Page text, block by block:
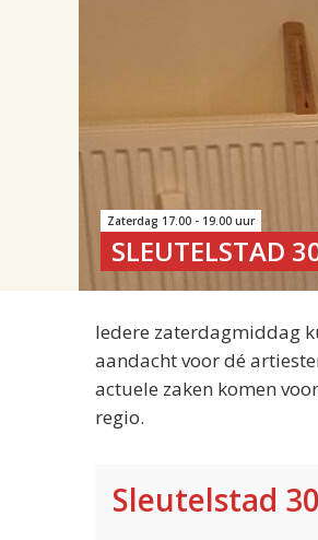
Zaterdag 17.00 - 19.00 uur
SLEUTELSTAD
Iedere zaterdagmiddag
aandacht voor dé
actuele zaken komen
regio.
Sleutelstad 30